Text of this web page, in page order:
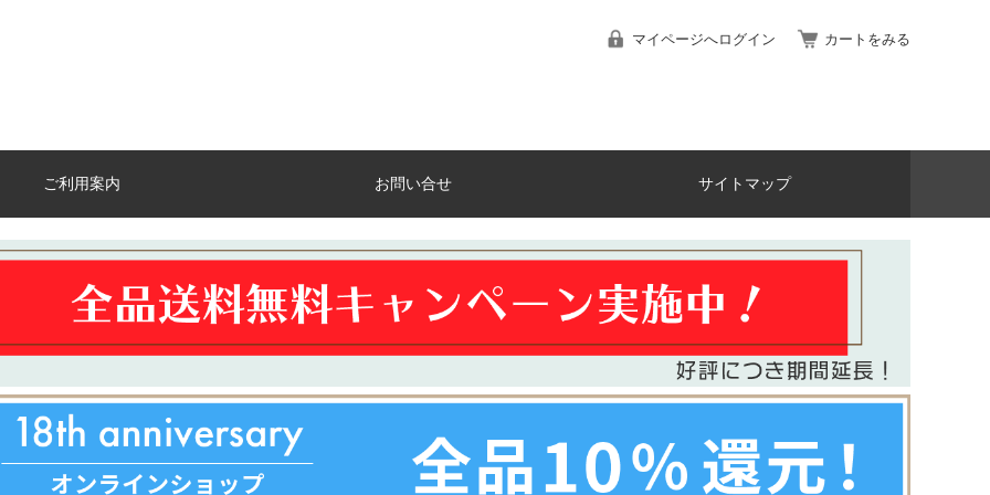
マイページへログイン カートをみる
ご利用案内 お問い合せ サイトマップ